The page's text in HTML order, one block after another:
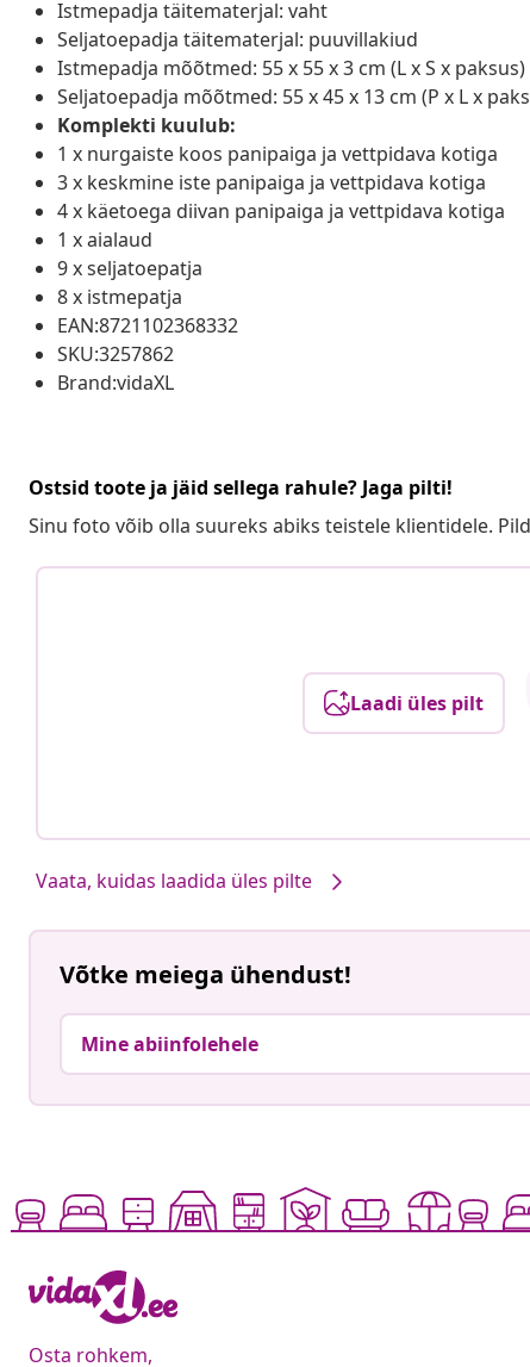
Istmepadja täitematerjal: vaht
Seljatoepadja täitematerjal: puuvillakiud
Istmepadja mõõtmed: 55 x 55 x 3 cm (L x S x paksus)
Seljatoepadja mõõtmed: 55 x 45 x 13 cm (P x L x
Komplekti kuulub:
1 x nurgaiste koos panipaiga ja vettpidava kotiga
3 x keskmine iste panipaiga ja vettpidava kotiga
4 x käetoega diivan panipaiga ja vettpidava kotiga
1 x aialaud
9 x seljatoepatja
8 x istmepatja
EAN:8721102368332
SKU:3257862
Brand:vidaXL
Ostsid toote ja jäid sellega rahule? Jaga pilti!
Sinu foto võib olla suureks abiks teistele klientidele.
Laadi üles pilt
Vaata, kuidas laadida üles pilte
Võtke meiega ühendust!
Mine abiinfolehele
Osta rohkem,